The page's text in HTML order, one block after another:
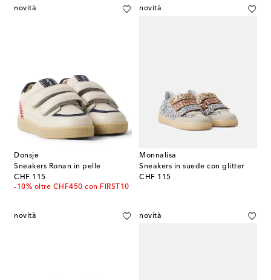
novità
Donsje
Sneakers Ronan in pelle
CHF 115
original price
-10% oltre CHF450 con FIRST10
novità
Monnalisa
Sneakers in suede con glitter
CHF 115
original price
novità novità